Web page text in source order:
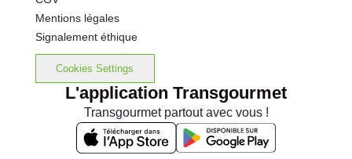
Mentions légales
Signalement éthique
Cookies Settings
L'application Transgourmet
Transgourmet partout avec vous !